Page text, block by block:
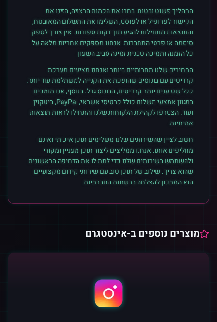
התהליך פשוט ובטוח: בחרו את הכמות הרצויה, הזינו את
הקישור לפרופיל או לפוסט, השלימו את התשלום המאובטח,
והתוצאות מתחילות להגיע תוך דקות ספורות. אין צורך לספק
סיסמה או פרטי התחברות. אנחנו מספקים אחריות מלאה על
כל הזמנה ותמיכה טכנית זמינה סביב השעון.
המחירים שלנו תחרותיים ביותר ואנחנו מציעים מערכת
קרדיטים עם בונוסים שהופכת את הקנייה למשתלמת עוד יותר.
ככל שטוענים יותר קרדיטים, הבונוס גדל. בנוסף, אנו תומכים
במגוון אמצעי תשלום כולל כרטיסי אשראי, PayPal, ביטקוין
ועוד. הצטרפו לקהילת הלקוחות שלנו והתחילו לראות תוצאות
אמיתיות.
חשוב לציין שהשירותים שלנו משלימים תוכן איכותי ואינם
מחליפים אותו. אנחנו ממליצים ליצור תוכן מעניין ומקורי
ולהשתמש בשירותים שלנו כדי לתת לו את הדחיפה הראשונית
שהוא צריך. שילוב של תוכן טוב עם שירותי קידום מקצועיים
הוא המתכון להצלחה ברשתות החברתיות.
מוצרים נוספים ב-אינסטגרם